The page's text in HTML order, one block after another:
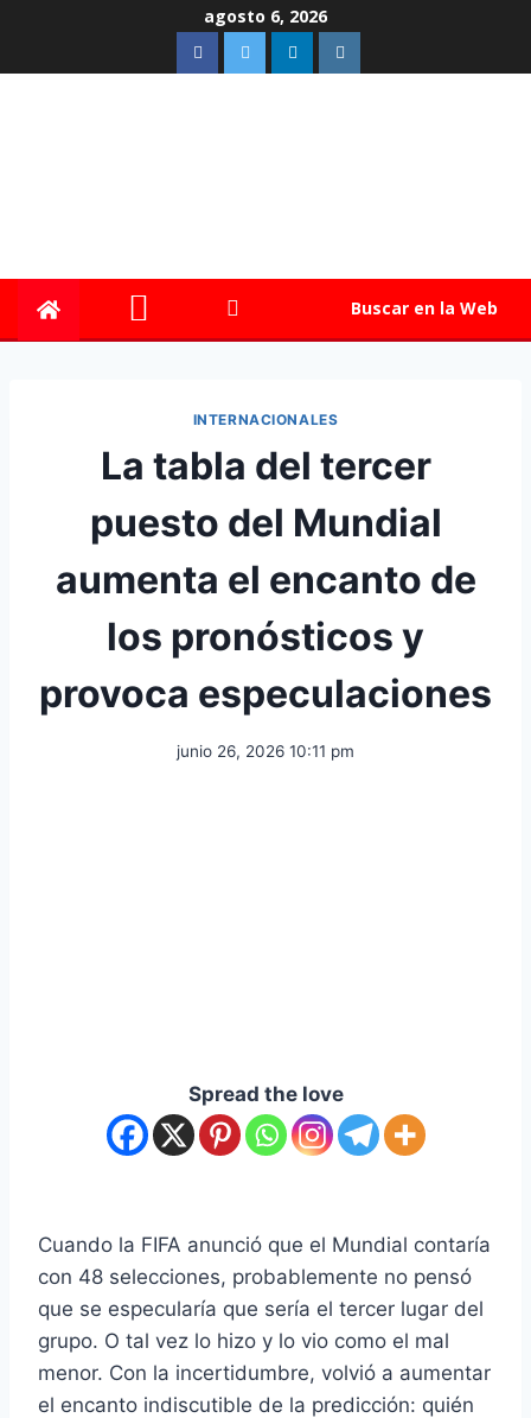
agosto 6, 2026
Buscar en la Web
INTERNACIONALES
La tabla del tercer
puesto del Mundial
aumenta el encanto de
los pronósticos y
provoca especulaciones
junio 26, 2026 10:11 pm
Spread the love
Cuando la FIFA anunció que el Mundial contaría
con 48 selecciones, probablemente no pensó
que se especularía que sería el tercer lugar del
grupo. O tal vez lo hizo y lo vio como el mal
menor. Con la incertidumbre, volvió a aumentar
el encanto indiscutible de la predicción: quién